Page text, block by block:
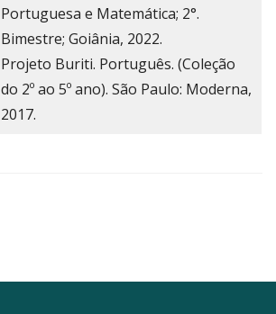
Portuguesa e Matemática; 2°.
Bimestre; Goiânia, 2022.
Projeto Buriti. Português. (Coleção
do 2º ao 5º ano). São Paulo: Moderna,
2017.